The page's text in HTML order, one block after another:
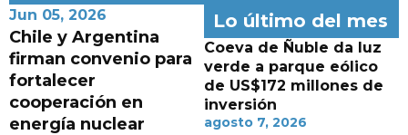
Jun 05, 2026
Chile y Argentina
firman convenio para
fortalecer
cooperación en
energía nuclear
Lo último del mes
Coeva de Ñuble da luz
verde a parque eólico
de US$172 millones de
inversión
agosto 7, 2026